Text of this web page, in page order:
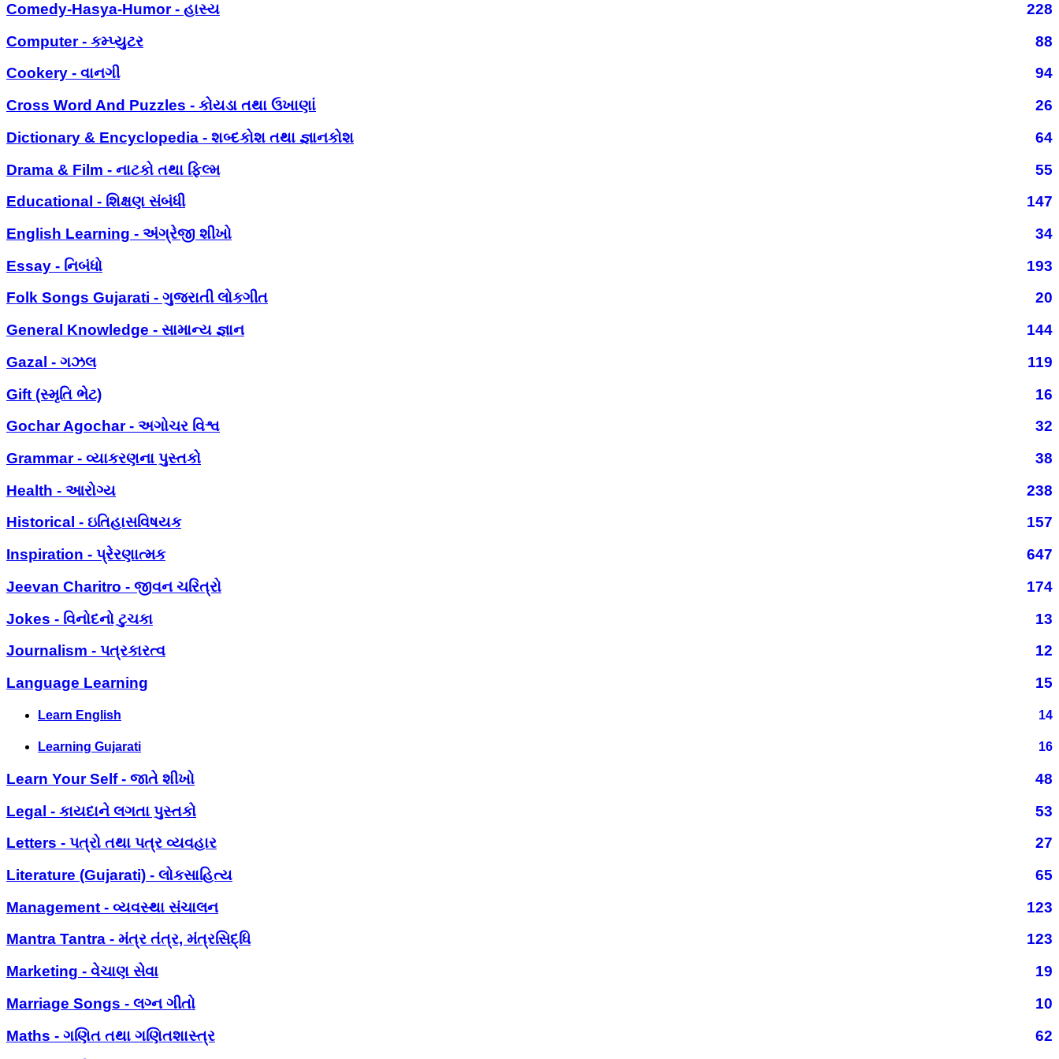
Comedy-Hasya-Humor - હાસ્ય
228
Computer - કમ્પ્યુટર
88
Cookery - વાનગી
94
Cross Word And Puzzles - કોયડા તથા ઉખાણાં
26
Dictionary & Encyclopedia - શબ્દકોશ તથા જ્ઞાનકોશ
64
Drama & Film - નાટકો તથા ફિલ્મ
55
Educational - શિક્ષણ સંબંધી
147
English Learning - અંગ્રેજી શીખો
34
Essay - નિબંધો
193
Folk Songs Gujarati - ગુજરાતી લોકગીત
20
General Knowledge - સામાન્ય જ્ઞાન
144
Gazal - ગઝલ
119
Gift (સ્મૃતિ ભેટ)
16
Gochar Agochar - અગોચર વિશ્વ
32
Grammar - વ્યાકરણના પુસ્તકો
38
Health - આરોગ્ય
238
Historical - ઇતિહાસવિષયક
157
Inspiration - પ્રેરણાત્મક
647
Jeevan Charitro - જીવન ચરિત્રો
174
Jokes - વિનોદનો ટુચકા
13
Journalism - પત્રકારત્વ
12
Language Learning
15
Learn English 14
Learning Gujarati 16
Learn Your Self - જાતે શીખો
48
Legal - કાયદાને લગતા પુસ્તકો
53
Letters - પત્રો તથા પત્ર વ્યવહાર
27
Literature (Gujarati) - લોકસાહિત્ય
65
Management - વ્યવસ્થા સંચાલન
123
Mantra Tantra - મંત્ર તંત્ર, મંત્રસિદ્ધિ
123
Marketing - વેચાણ સેવા
19
Marriage Songs - લગ્ન ગીતો
10
Maths - ગણિત તથા ગણિતશાસ્ત્ર
62